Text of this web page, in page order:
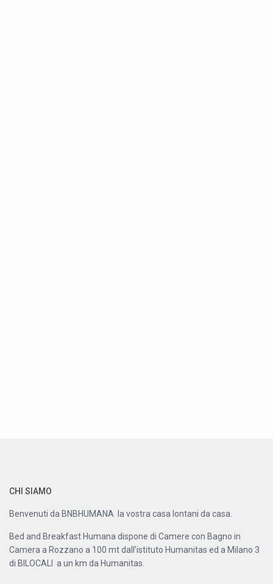
CHI SIAMO
Benvenuti da BNBHUMANA la vostra casa lontani da casa.
Bed and Breakfast Humana dispone di Camere con Bagno in
Camera a Rozzano a 100 mt dall’istituto Humanitas ed a Milano 3
di BILOCALI a un km da Humanitas.